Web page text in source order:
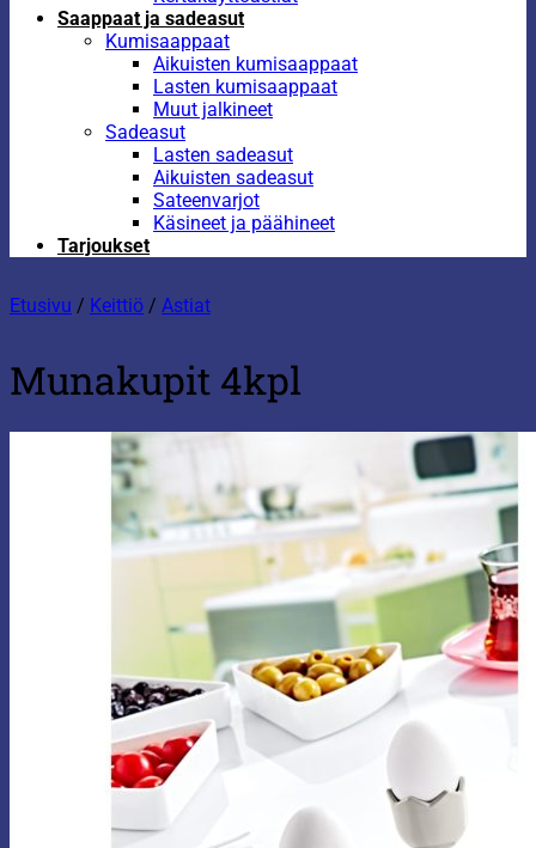
Saappaat ja sadeasut
Kumisaappaat
Aikuisten kumisaappaat
Lasten kumisaappaat
Muut jalkineet
Sadeasut
Lasten sadeasut
Aikuisten sadeasut
Sateenvarjot
Käsineet ja päähineet
Tarjoukset
Etusivu / Keittiö / Astiat
Munakupit 4kpl